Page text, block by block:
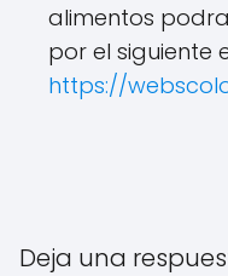
alimentos
por el siguiente
https://
Deja una